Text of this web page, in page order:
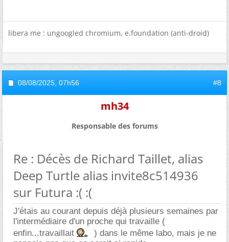
libera me : ungoogled chromium, e.foundation (anti-droid)
08/08/2025, 07h56 #8
mh34
Responsable des forums
Re : Décès de Richard Taillet, alias
Deep Turtle alias invite8c514936
sur Futura :( :(
J'étais au courant depuis déjà plusieurs semaines par
l'intermédiaire d'un proche qui travaille (
enfin...travaillait
) dans le même labo, mais je ne